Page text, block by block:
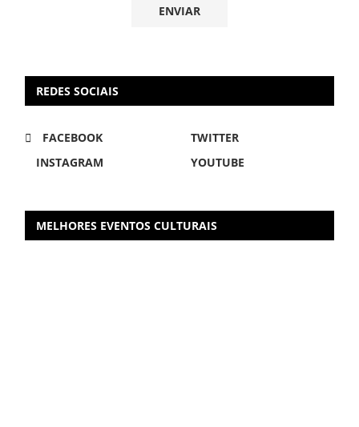
REDES SOCIAIS
FACEBOOK
TWITTER
INSTAGRAM
YOUTUBE
MELHORES EVENTOS CULTURAIS